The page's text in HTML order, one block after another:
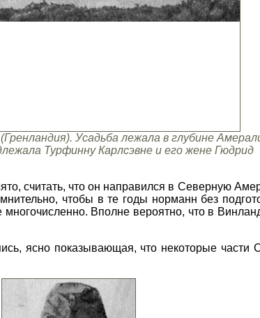
Усадьба лежала в глубине
Турфинну Карлсэвне и его жене Гюдрид
считать, что он направился в Северную
чтобы в те годы норманн без
многочисленно. Вполне вероятно, что в
ясно показывающая, что некоторые